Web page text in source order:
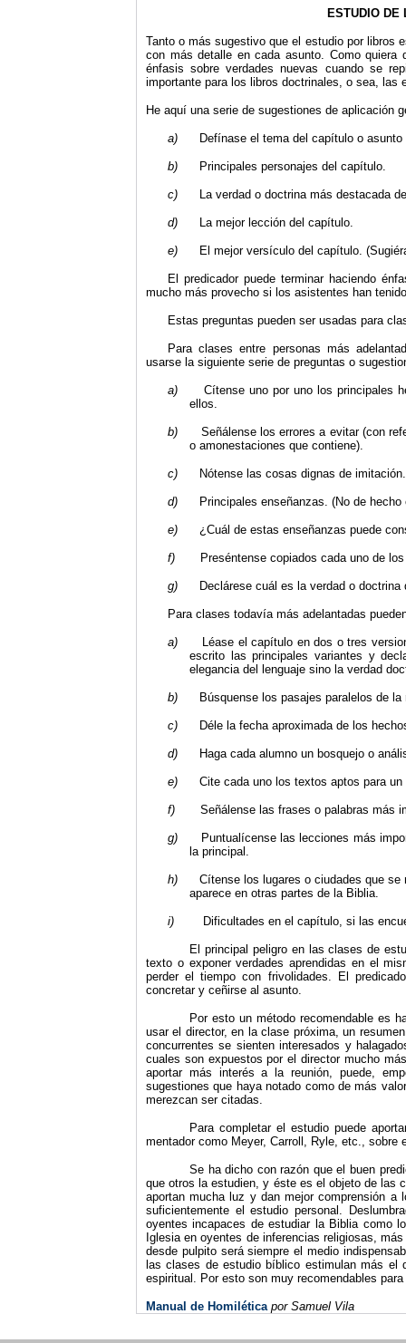
ESTUDIO DE
Tanto o más sugestivo que el estudio por libros
con más detalle en cada asunto. Como quiera
énfasis sobre verdades nuevas cuando se
importante para los libros doctrinales, o sea,
He aquí una serie de sugestiones de aplicación
a) Defínase el tema del capítulo o
b) Principales personajes del capítulo.
c) La verdad o doctrina más destacada
d) La mejor lección del capítulo.
e) El mejor versículo del capítulo.
El predicador puede terminar haciendo
mucho más provecho si los asistentes han
Estas preguntas pueden ser usadas para
Para clases entre personas más
usarse la siguiente serie de preguntas o
a)
Cítense uno por uno los principales
ellos.
b)
Señálense los errores a evitar (con
o amonestaciones que contiene).
c) Nótense las cosas dignas de imitación.
d) Principales enseñanzas. (No de
e) ¿Cuál de estas enseñanzas puede
f) Preséntense copiados cada uno de
g) Declárese cuál es la verdad o
Para clases todavía más adelantadas
a)
Léase el capítulo en dos o tres
escrito las principales variantes y
elegancia del lenguaje sino la verdad
b) Búsquense los pasajes paralelos de
c) Déle la fecha aproximada de los
d) Haga cada alumno un bosquejo o
e) Cite cada uno los textos aptos para
f) Señálense las frases o palabras más
g)
Puntualícense las lecciones más
la principal.
h)
Cítense los lugares o ciudades que
aparece en otras partes de la Biblia.
i) Dificultades en el capítulo, si las
El principal peligro en las clases de
texto o exponer verdades aprendidas en el
perder el tiempo con frivolidades. El
concretar y ceñirse al asunto.
Por esto un método recomendable es
usar el director, en la clase próxima, un
concurrentes se sienten interesados y
cuales son expuestos por el director mucho
aportar más interés a la reunión, puede,
sugestiones que haya notado como de más
merezcan ser citadas.
Para completar el estudio puede
mentador como Meyer, Carroll, Ryle, etc., sobre
Se ha dicho con razón que el buen
que otros la estudien, y éste es el objeto de las
aportan mucha luz y dan mejor compren­sión
suficientemente el estudio personal.
oyentes incapaces de estudiar la Biblia como
Iglesia en oyentes de inferencias religiosas,
desde pulpito será siempre el medio
las clases de estudio bíblico estimulan más el
espiritual. Por esto son muy recomendables
Manual de Homilética por Samuel Vila